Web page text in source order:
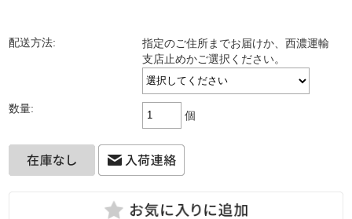
配送方法:
指定のご住所までお届けか、西濃運輸
支店止めかご選択ください。
数量:
個